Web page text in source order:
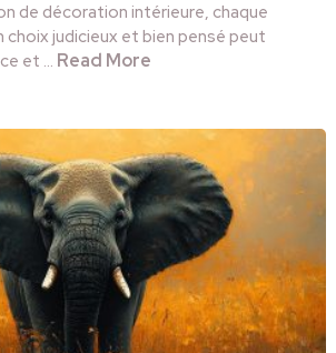
de décoration intérieure, chaque
judicieux et bien pensé peut
et … Read More